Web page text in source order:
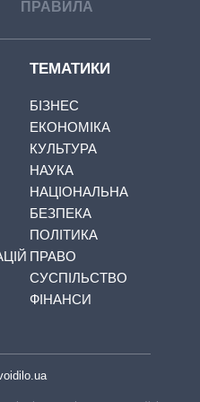
ПРАВИЛА
ТЕМАТИКИ
БІЗНЕС
ЕКОНОМІКА
КУЛЬТУРА
НАУКА
НАЦІОНАЛЬНА
БЕЗПЕКА
ПОЛІТИКА
ПРАВО
СУСПІЛЬСТВО
ФІНАНСИ